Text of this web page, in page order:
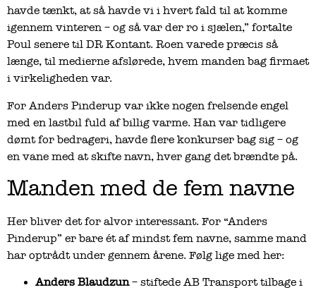
havde tænkt, at så havde vi i hvert fald til at komme
igennem vinteren – og så var der ro i sjælen,” fortalte
Poul senere til DR Kontant. Roen varede præcis så
længe, til medierne afslørede, hvem manden bag firmaet
i virkeligheden var.
For Anders Pinderup var ikke nogen frelsende engel
med en lastbil fuld af billig varme. Han var tidligere
dømt for bedrageri, havde flere konkurser bag sig – og
en vane med at skifte navn, hver gang det brændte på.
Manden med de fem navne
Her bliver det for alvor interessant. For “Anders
Pinderup” er bare ét af mindst fem navne, samme mand
har optrådt under gennem årene. Følg lige med her:
Anders Blaudzun– stiftede AB Transport tilbage i